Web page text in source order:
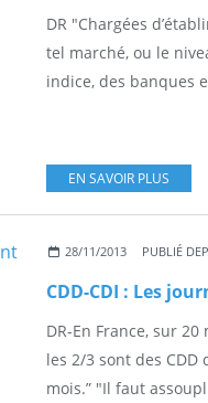
DR "Chargées
tel marché, ou le
indice, des banques
EN SAVOIR PLUS
28/11/2013 PUBLIÉ
DR-En France, sur
les 2/3 sont des CDD
mois.” "Il faut